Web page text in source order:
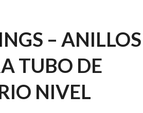
– ANILLOS
TUBO DE
NIVEL